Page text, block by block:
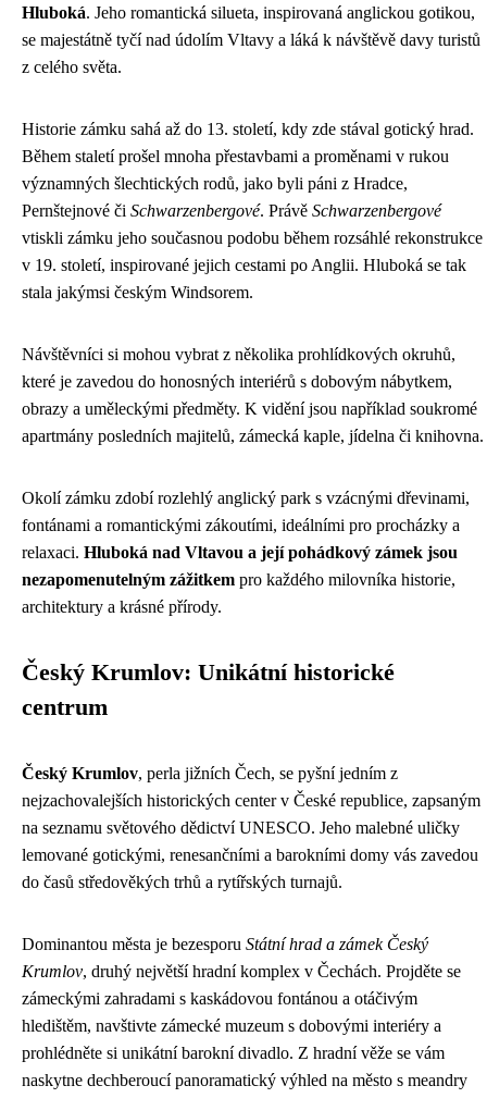
Hluboká. Jeho romantická silueta, inspirovaná anglickou gotikou,
se majestátně tyčí nad údolím Vltavy a láká k návštěvě davy turistů
z celého světa.
Historie zámku sahá až do 13. století, kdy zde stával gotický hrad.
Během staletí prošel mnoha přestavbami a proměnami v rukou
významných šlechtických rodů, jako byli páni z Hradce,
Pernštejnové či Schwarzenbergové. Právě Schwarzenbergové
vtiskli zámku jeho současnou podobu během rozsáhlé rekonstrukce
v 19. století, inspirované jejich cestami po Anglii. Hluboká se tak
stala jakýmsi českým Windsorem.
Návštěvníci si mohou vybrat z několika prohlídkových okruhů,
které je zavedou do honosných interiérů s dobovým nábytkem,
obrazy a uměleckými předměty. K vidění jsou například soukromé
apartmány posledních majitelů, zámecká kaple, jídelna či knihovna.
Okolí zámku zdobí rozlehlý anglický park s vzácnými dřevinami,
fontánami a romantickými zákoutími, ideálními pro procházky a
relaxaci. Hluboká nad Vltavou a její pohádkový zámek jsou
nezapomenutelným zážitkem pro každého milovníka historie,
architektury a krásné přírody.
Český Krumlov: Unikátní historické
centrum
Český Krumlov, perla jižních Čech, se pyšní jedním z
nejzachovalejších historických center v České republice, zapsaným
na seznamu světového dědictví UNESCO. Jeho malebné uličky
lemované gotickými, renesančními a barokními domy vás zavedou
do časů středověkých trhů a rytířských turnajů.
Dominantou města je bezesporu Státní hrad a zámek Český
Krumlov, druhý největší hradní komplex v Čechách. Projděte se
zámeckými zahradami s kaskádovou fontánou a otáčivým
hledištěm, navštivte zámecké muzeum s dobovými interiéry a
prohlédněte si unikátní barokní divadlo. Z hradní věže se vám
naskytne dechberoucí panoramatický výhled na město s meandry